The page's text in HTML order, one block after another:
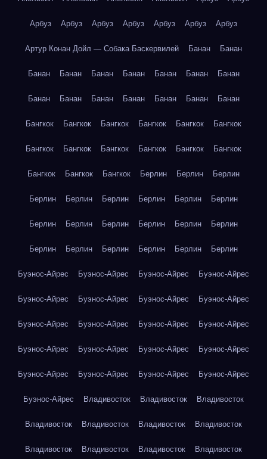
Арбуз Арбуз Арбуз Арбуз Арбуз Арбуз Арбуз
Артур Конан Дойл — Собака Баскервилей Банан Банан
Банан Банан Банан Банан Банан Банан Банан
Банан Банан Банан Банан Банан Банан Банан
Бангкок Бангкок Бангкок Бангкок Бангкок Бангкок
Бангкок Бангкок Бангкок Бангкок Бангкок Бангкок
Бангкок Бангкок Бангкок Берлин Берлин Берлин
Берлин Берлин Берлин Берлин Берлин Берлин
Берлин Берлин Берлин Берлин Берлин Берлин
Берлин Берлин Берлин Берлин Берлин Берлин
Буэнос-Айрес Буэнос-Айрес Буэнос-Айрес Буэнос-Айрес
Буэнос-Айрес Буэнос-Айрес Буэнос-Айрес Буэнос-Айрес
Буэнос-Айрес Буэнос-Айрес Буэнос-Айрес Буэнос-Айрес
Буэнос-Айрес Буэнос-Айрес Буэнос-Айрес Буэнос-Айрес
Буэнос-Айрес Буэнос-Айрес Буэнос-Айрес Буэнос-Айрес
Буэнос-Айрес Владивосток Владивосток Владивосток
Владивосток Владивосток Владивосток Владивосток
Владивосток Владивосток Владивосток Владивосток